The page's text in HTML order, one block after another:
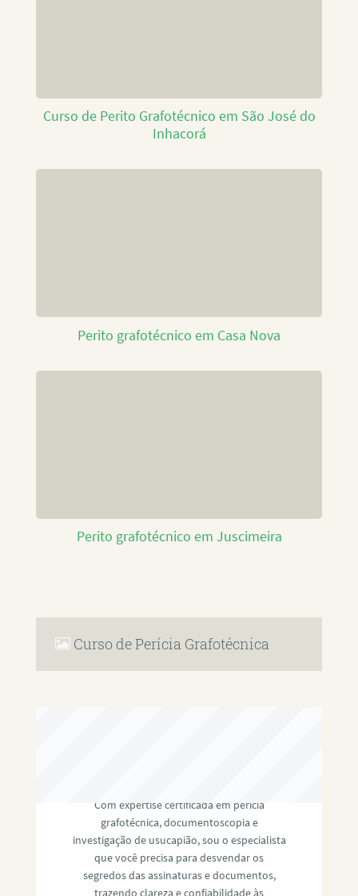
Curso de Perito Grafotécnico em São José do
Inhacorá
Perito grafotécnico em Casa Nova
Perito grafotécnico em Juscimeira
Curso de Perícia Grafotécnica
Com expertise certificada em perícia
grafotécnica, documentoscopia e
investigação de usucapião, sou o especialista
que você precisa para desvendar os
segredos das assinaturas e documentos,
trazendo clareza e confiabilidade às